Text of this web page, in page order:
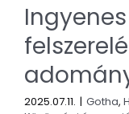
2025.07.11. | Gotha,